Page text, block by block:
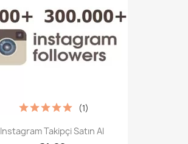
Instagram Takipçi Satın Al
(1)